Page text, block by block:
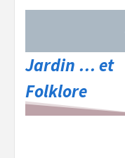
Jardin … et
Folklore